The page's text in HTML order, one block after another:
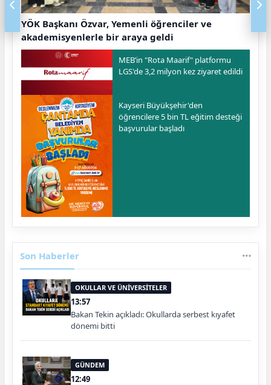
YÖK Başkanı Özvar, Yemenli öğrenciler ve
akademisyenlerle bir araya geldi
MEB’in "Rota Maarif" platformu
LGS'de 3,2 milyon kez ziyaret edildi
Kayseri Büyükşehir'den
öğrencilere 5 bin TL eğitim desteği
başvurular başladı
Son Haberler
OKULLAR VE ÜNİVERSİTELER
13:57
Bakan Tekin açıkladı: Okullarda serbest kıyafet
dönemi bitti
GÜNDEM
12:49